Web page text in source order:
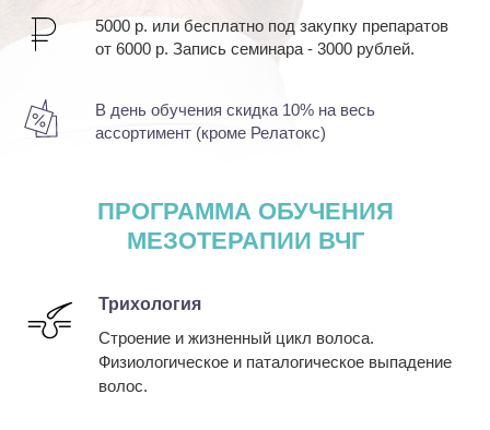
5000 р. или бесплатно под закупку препаратов
от 6000 р. Запись семинара - 3000 рублей.
В день обучения скидка 10% на весь
ассортимент (кроме Релатокс)
ПРОГРАММА ОБУЧЕНИЯ
МЕЗОТЕРАПИИ ВЧГ
Трихология
Строение и жизненный цикл волоса.
Физиологическое и паталогическое выпадение
волос.